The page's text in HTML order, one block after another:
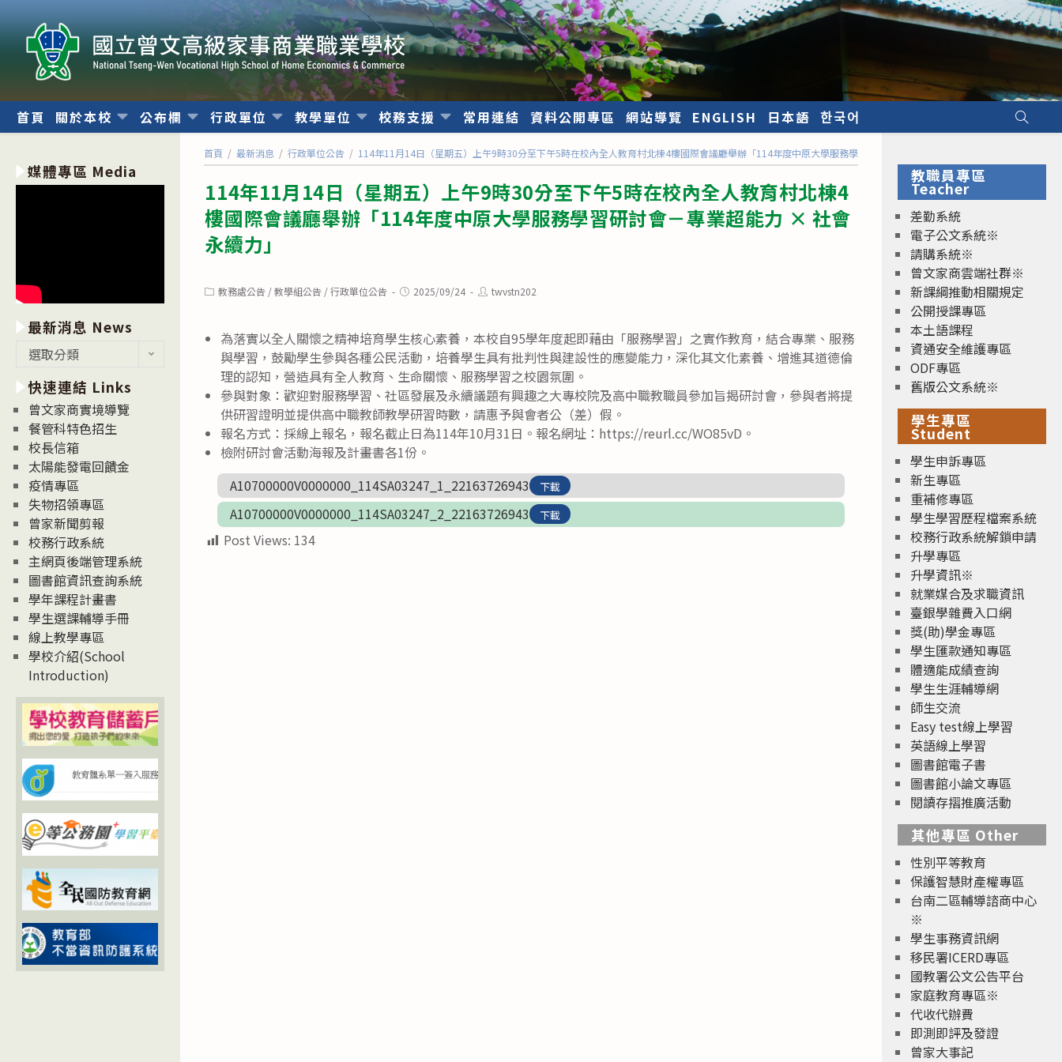
轉
內
首頁 關於本校 公布欄 行政單位 教學單位 校務支援 常用連結 資料公開專區 網站導覽 ENGLISH 日本語 한국어
首頁 / 最新消息 / 行政單位公告 / 114年11月14日（星期五）上午9時30分至下午5時在校內全人教育村北棟4樓國際會議廳舉辦「114年度中原大學服務學習研討會－專業超能力 × 社會永續力」
114年11月14日（星期五）上午9時30分至下午5時在校內全人教育村北棟4
樓國際會議廳舉辦「114年度中原大學服務學習研討會－專業超能力 × 社會
永續力」
Post教務處公告 / 教學組公告 / 行政單位公告
Post2025/09/24
Posttwvstn202
為落實以全人關懷之精神培育學生核心素養，本校自95學年度起即藉由「服務學習」之實作教育，結合專業、服務
與學習，鼓勵學生參與各種公民活動，培養學生具有批判性與建設性的應變能力，深化其文化素養、增進其道德倫
理的認知，營造具有全人教育、生命關懷、服務學習之校園氛圍。
參與對象：歡迎對服務學習、社區發展及永續議題有興趣之大專校院及高中職教職員參加旨揭研討會，參與者將提
供研習證明並提供高中職教師教學研習時數，請惠予與會者公（差）假。
報名方式：採線上報名，報名截止日為114年10月31日。報名網址：https://reurl.cc/WO85vD。
檢附研討會活動海報及計畫書各1份。
A10700000V0000000_114SA03247_1_22163726943
下載
A10700000V0000000_114SA03247_2_22163726943 下載
Post Views: 134
媒體專區 Media
最新消息 News
消
息
News
選取分類
快速連結 Links
曾文家商實境導覽
餐管科特色招生
校長信箱
太陽能發電回饋金
疫情專區
失物招領專區
曾家新聞剪報
校務行政系統
主網頁後端管理系統
圖書館資訊查詢系統
學年課程計畫書
學生選課輔導手冊
線上教學專區
學校介紹(School
Introduction)
教職員專區
Teacher
差勤系統
電子公文系統※
請購系統※
曾文家商雲端社群※
新課綱推動相關規定
公開授課專區
本土語課程
資通安全維護專區
ODF專區
舊版公文系統※
學生專區
Student
學生申訴專區
新生專區
重補修專區
學生學習歷程檔案系統
校務行政系統解鎖申請
升學專區
升學資訊※
就業媒合及求職資訊
臺銀學雜費入口網
獎(助)學金專區
學生匯款通知專區
體適能成績查詢
學生生涯輔導網
師生交流
Easy test線上學習
英語線上學習
圖書館電子書
圖書館小論文專區
閱讀存摺推廣活動
其他專區 Other
性別平等教育
保護智慧財產權專區
台南二區輔導諮商中心
※
學生事務資訊網
移民署ICERD專區
國教署公文公告平台
家庭教育專區※
代收代辦費
即測即評及發證
曾家大事記